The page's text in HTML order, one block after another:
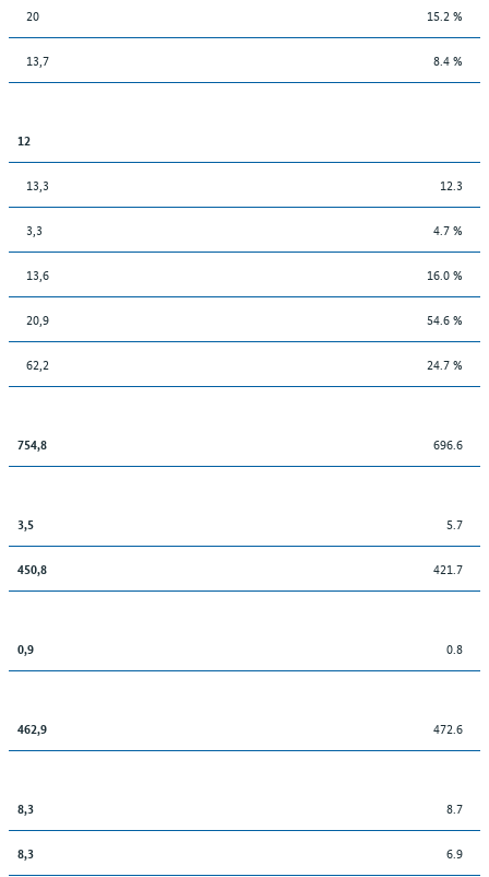
20 15.2 %
13,7 8.4 %
12
13,3 12.3
3,3 4.7 %
13,6 16.0 %
20,9 54.6 %
62,2 24.7 %
754,8 696.6
3,5 5.7
450,8 421.7
0,9 0.8
462,9 472.6
8,3 8.7
8,3 6.9